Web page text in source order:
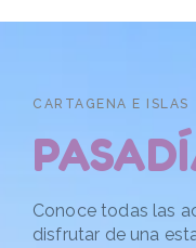
CARTAGENA E ISLAS
Conoce todas las
disfrutar de una